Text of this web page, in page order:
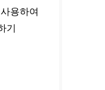
용하여
기